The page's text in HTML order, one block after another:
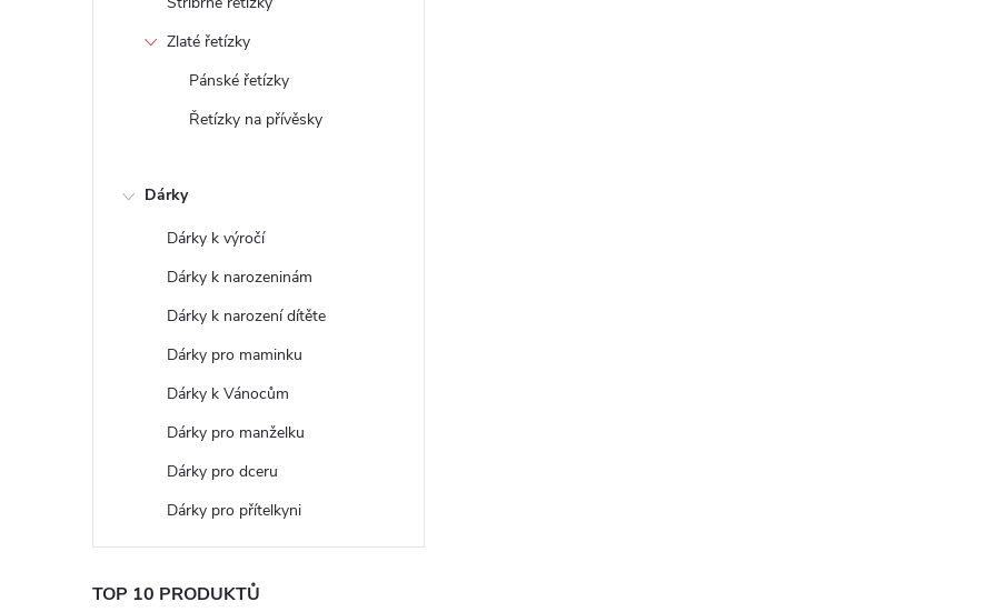
Zlaté řetízky
Pánské řetízky
Řetízky na přívěsky
Dárky
Dárky k výročí
Dárky k narozeninám
Dárky k narození dítěte
Dárky pro maminku
Dárky k Vánocům
Dárky pro manželku
Dárky pro dceru
Dárky pro přítelkyni
TOP 10 PRODUKTŮ